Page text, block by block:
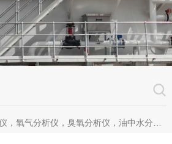
分析仪，臭氧分析仪，油中水分析仪，超声波测漏仪。